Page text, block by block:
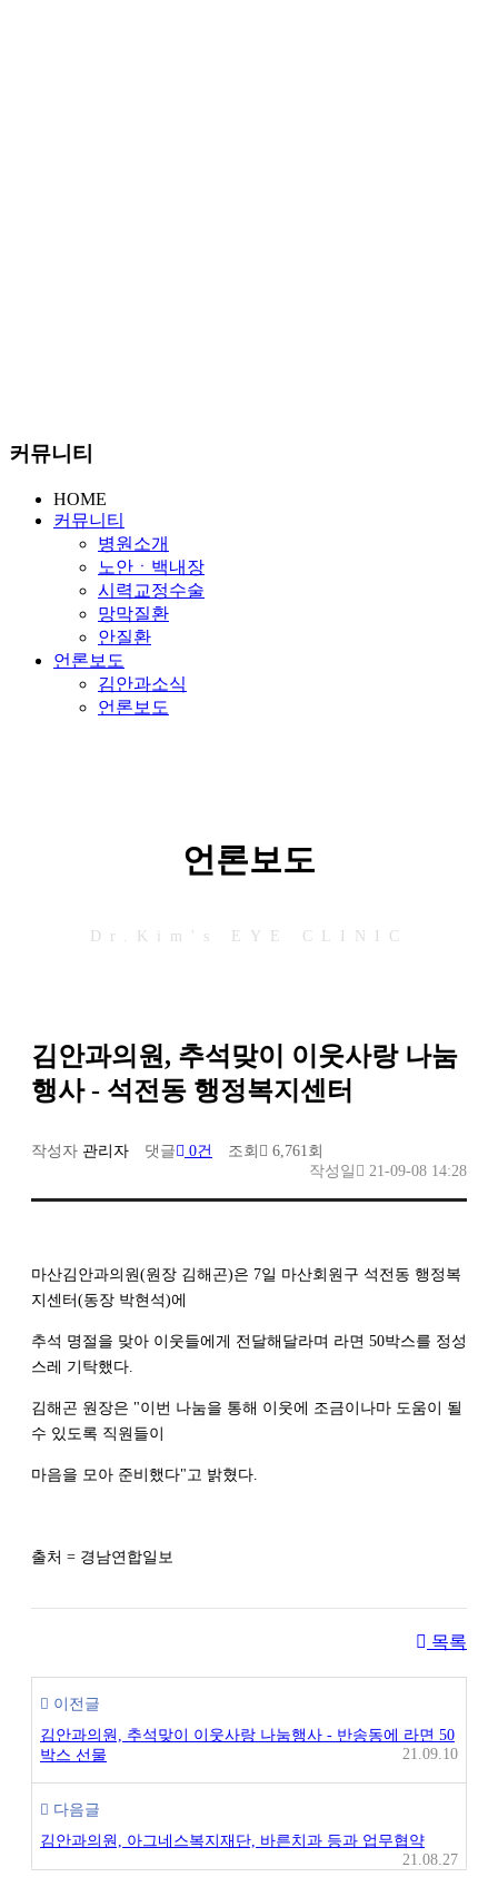
커뮤니티
HOME
커뮤니티
병원소개
노안ㆍ백내장
시력교정수술
망막질환
안질환
언론보도
김안과소식
언론보도
언론보도
Dr.Kim's EYE CLINIC
김안과의원, 추석맞이 이웃사랑 나눔
행사 - 석전동 행정복지센터
작성자 관리자 댓글 0건 조회
6,761회
작성일
21-09-08 14:28
마산김안과의원(원장 김해곤)은 7일 마산회원구 석전동 행정복
지센터(동장 박현석)에
추석 명절을 맞아 이웃들에게 전달해달라며 라면 50박스를 정성
스레 기탁했다.
김해곤 원장은 "이번 나눔을 통해 이웃에 조금이나마 도움이 될
수 있도록 직원들이
마음을 모아 준비했다"고 밝혔다.
출처 = 경남연합일보
목록
이전글
김안과의원, 추석맞이 이웃사랑 나눔행사 - 반송동에 라면 50
박스 선물
21.09.10
다음글
김안과의원, 아그네스복지재단, 바른치과 등과 업무협약
21.08.27